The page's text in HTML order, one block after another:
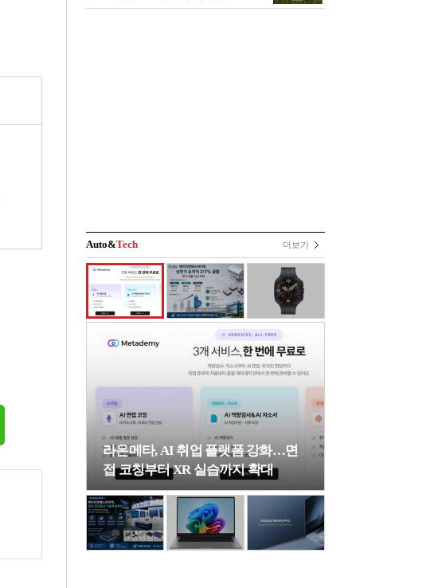
하락가]
Auto&Tech 더보기
라온메타, AI 취업 플랫폼 강화…면
접 코칭부터 XR 실습까지 확대